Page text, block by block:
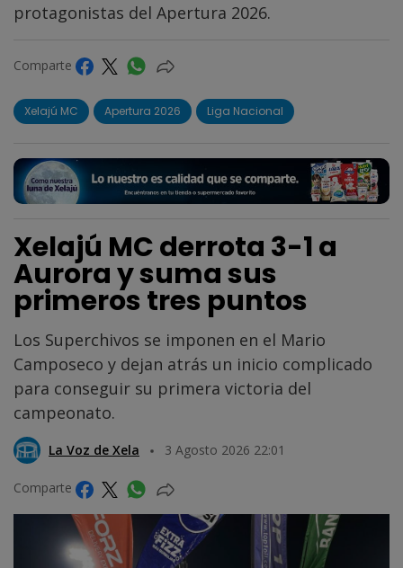
protagonistas del Apertura 2026.
Comparte
Xelajú MC Apertura 2026 Liga Nacional
Xelajú MC derrota 3-1 a
Aurora y suma sus
primeros tres puntos
Los Superchivos se imponen en el Mario
Camposeco y dejan atrás un inicio complicado
para conseguir su primera victoria del
campeonato.
La Voz de Xela 3 Agosto 2026 22:01
Comparte